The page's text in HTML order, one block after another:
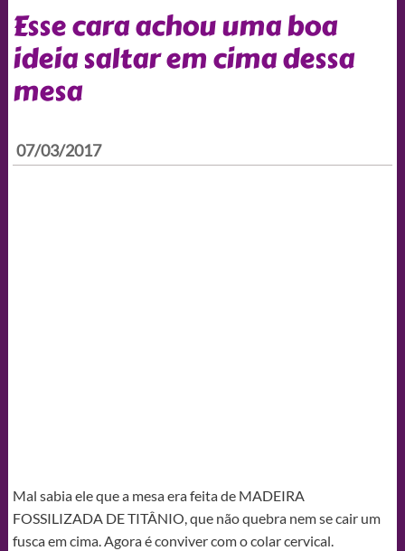
Esse cara achou uma boa
ideia saltar em cima dessa
mesa
07/03/2017
Mal sabia ele que a mesa era feita de MADEIRA
FOSSILIZADA DE TITÂNIO, que não quebra nem se cair um
fusca em cima. Agora é conviver com o colar cervical.